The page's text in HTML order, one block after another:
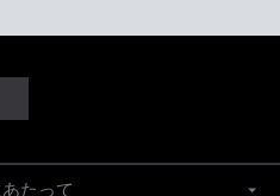
たって